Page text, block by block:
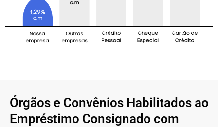
Órgãos e Convênios Habilitados ao
Empréstimo Consignado com